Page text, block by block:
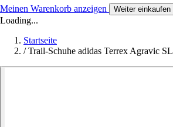
Meinen Warenkorb anzeigen Weiter einkaufen
Loading...
Startseite
/ Trail-Schuhe adidas Terrex Agravic SL